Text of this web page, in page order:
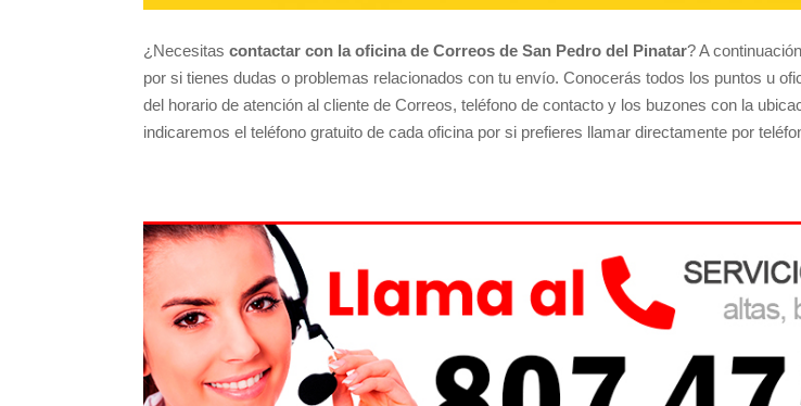
¿Necesitas contactar con la oficina de Correos de San Pedro del Pinatar? A
por si tienes dudas o problemas relacionados con tu envío. Conocerás todos los puntos u
del horario de atención al cliente de Correos, teléfono de contacto y los buzones con la
indicaremos el teléfono gratuito de cada oficina por si prefieres llamar directamente por